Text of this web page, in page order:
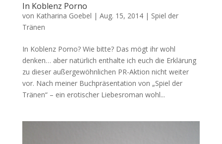
In Koblenz Porno
von Katharina Goebel | Aug. 15, 2014| Spiel der
Tränen
In Koblenz Porno? Wie bitte? Das mögt ihr wohl
denken… aber natürlich enthalte ich euch die Erklärung
zu dieser außergewöhnlichen PR-Aktion nicht weiter
vor. Nach meiner Buchpräsentation von „Spiel der
Tränen“ – ein erotischer Liebesroman wohl...